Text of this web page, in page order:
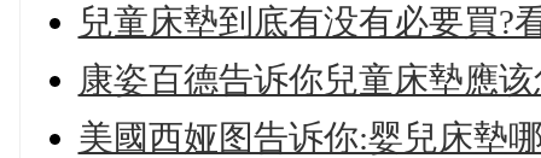
兒童床墊到底有没有必要買?
康姿百德告诉你兒童床墊應
美國西娅图告诉你:婴兒床墊